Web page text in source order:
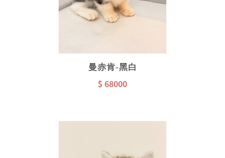
曼赤肯-黑白
$ 68000